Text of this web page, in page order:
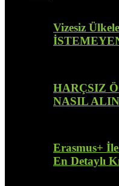
Vizesiz
HARÇSIZ
NASIL
Erasmus+
En Detaylı